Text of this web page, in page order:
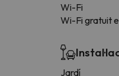
Wi-Fi
Wi-Fi gratuit
Jardí